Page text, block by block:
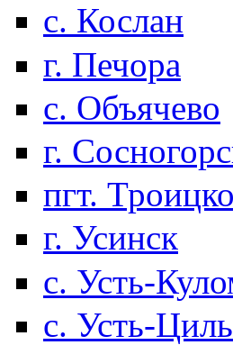
с. Кослан
г. Печора
с. Объячево
г.
пгт.
г. Усинск
с. Усть-
с. Усть-